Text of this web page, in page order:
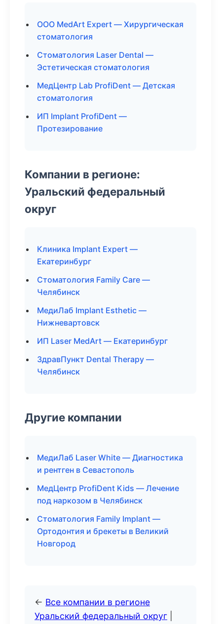
ООО MedArt Expert — Хирургическая
стоматология
Стоматология Laser Dental —
Эстетическая стоматология
МедЦентр Lab ProfiDent — Детская
стоматология
ИП Implant ProfiDent —
Протезирование
Компании в регионе:
Уральский федеральный
округ
Клиника Implant Expert —
Екатеринбург
Стоматология Family Care —
Челябинск
МедиЛаб Implant Esthetic —
Нижневартовск
ИП Laser MedArt — Екатеринбург
ЗдравПункт Dental Therapy —
Челябинск
Другие компании
МедиЛаб Laser White — Диагностика
и рентген в Севастополь
МедЦентр ProfiDent Kids — Лечение
под наркозом в Челябинск
Стоматология Family Implant —
Ортодонтия и брекеты в Великий
Новгород
← Все компании в регионе
Уральский федеральный округ